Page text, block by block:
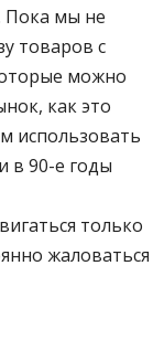
Пока мы не
товаров с
можно
как это
использовать
в 90-е годы
только
жаловаться